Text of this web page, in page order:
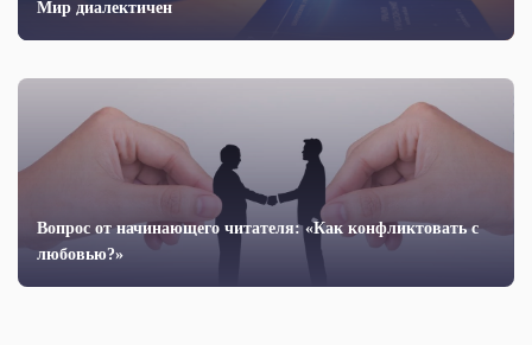
Мир диалектичен
Вопрос от начинающего читателя: «Как конфликтовать с
любовью?»